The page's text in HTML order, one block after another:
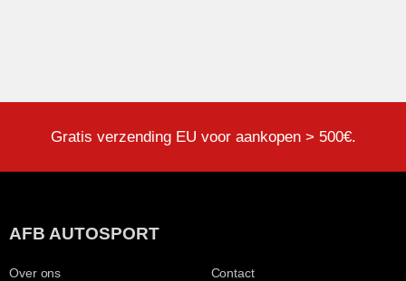
Gratis verzending EU voor aankopen > 500€.
AFB AUTOSPORT
Over ons Contact